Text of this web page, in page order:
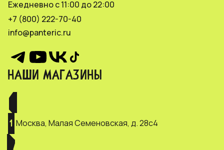
НАШИ МАГАЗИНЫ
1 Москва, Малая Семеновская, д. 28с4
Ежедневно с 11:00 до 22:00
+7 (800) 222-70-40
info@panteric.ru